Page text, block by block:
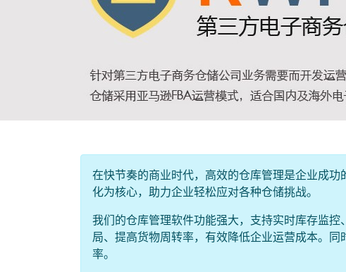
在快节奏的商业时代，高效的仓库管理是企业成
化为核心，助力企业轻松应对各种仓储挑战。
我们的仓库管理软件功能强大，支持实时库存监
局、提高货物周转率，有效降低企业运营成本。
率。